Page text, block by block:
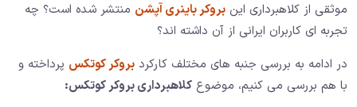
موثقی از کلاهبرداری این بروکر باینری آپشن منتشر شده است؟ چه
تجربه ای کاربران ایرانی از آن داشته اند؟
در ادامه به بررسی جنبه های مختلف کارکرد بروکر کوتکس پرداخته و
با هم بررسی می کنیم، موضوع کلاهبرداری بروکر کوتکس: